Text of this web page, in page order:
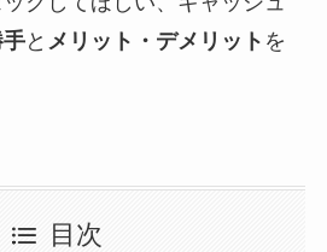
と メリット・デメリット を
目次